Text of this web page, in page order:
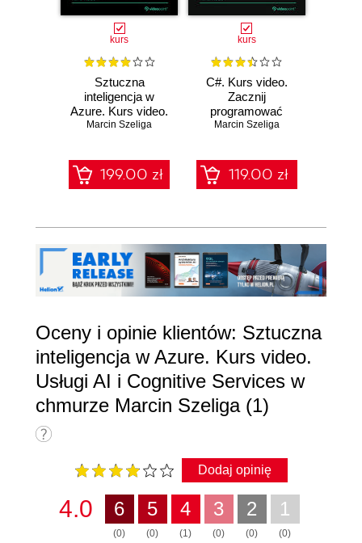
kurs
Sztuczna
inteligencja w
Azure. Kurs video.
Uczenie
Learning Service
Marcin Szeliga
199.00 zł
kurs
C#. Kurs video.
Zacznij
programować
obiektowo!
Marcin Szeliga
119.00 zł
Oceny i opinie klientów: Sztuczna
inteligencja w Azure. Kurs video.
Usługi AI i Cognitive Services w
chmurze Marcin Szeliga (1)
Dodaj opinię
4.0 6
(0)
5
(0)
4
(1)
3
(0)
2
(0)
1
(0)